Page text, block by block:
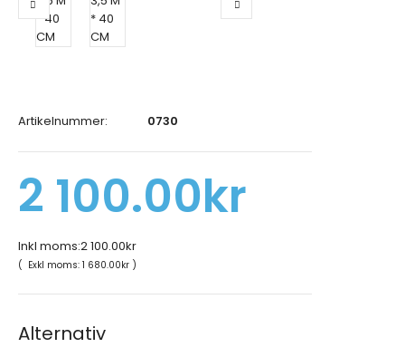
Artikelnummer: 0730
2 100.00kr
Inkl moms:2 100.00kr
( Exkl moms: 1 680.00kr )
Alternativ